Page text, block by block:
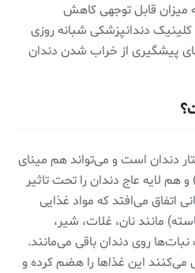
میزان قابل توجهی کاهش
کلینیک دندانپزشکی شبانه روزی
های پیشگیری از خراب شدن دندان
دندان است و می‌تواند هم مینای
لایه عاج دندان را تحت تاثیر
اتفاق می‌افتد که مواد غذایی
مانند نان، غلات، شیر،
روی دندان باقی می‌مانند.
می‌کنند این غذاها را هضم کرده و